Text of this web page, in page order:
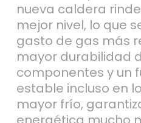
gasto de gas más
mayor durabilidad
componentes y un
estable incluso en
mayor frío,
energética mucho